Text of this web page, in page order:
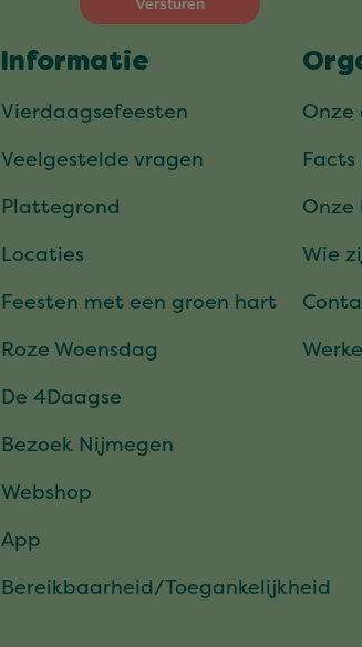
Informatie
Vierdaagsefeesten
Veelgestelde vragen
Plattegrond
Locaties
Feesten met een groen hart
Roze Woensdag
De 4Daagse
Bezoek Nijmegen
Webshop
App
Bereikbaarheid/Toegankelijkheid
Onze
Wie